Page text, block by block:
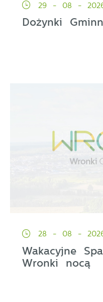
29 - 08 -
Dożynki
28 - 08 -
Wakacyjne
Wronki nocą